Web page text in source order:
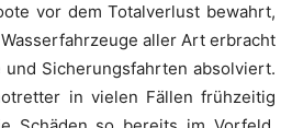
vor dem Total­ver­lust bewahrt,
aller Art erbracht
und Siche­rungs­fahr­ten absol­viert.
in vie­len Fäl­len früh­zei­tig